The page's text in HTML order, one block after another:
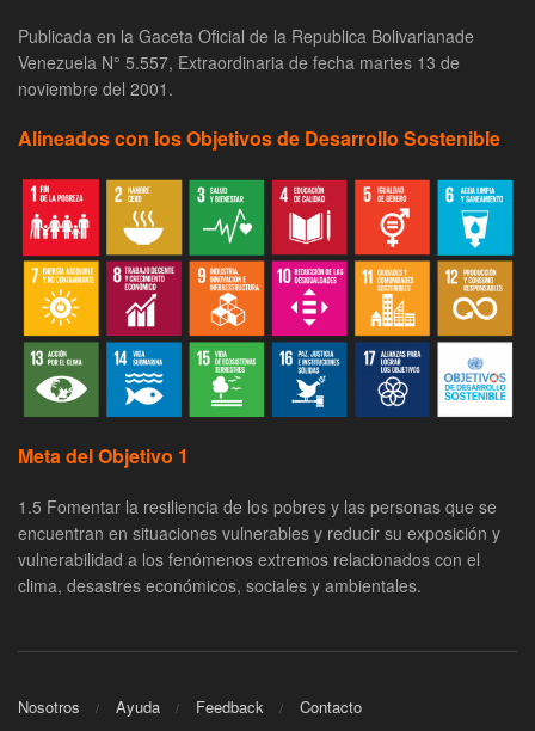
Publicada en la Gaceta Oficial de la Republica Bolivarianade
Venezuela N° 5.557, Extraordinaria de fecha martes 13 de
noviembre del 2001.
Alineados con los Objetivos de Desarrollo Sostenible
Meta del Objetivo 1
1.5 Fomentar la resiliencia de los pobres y las personas que se
encuentran en situaciones vulnerables y reducir su exposición y
vulnerabilidad a los fenómenos extremos relacionados con el
clima, desastres económicos, sociales y ambientales.
Nosotros Ayuda Feedback Contacto